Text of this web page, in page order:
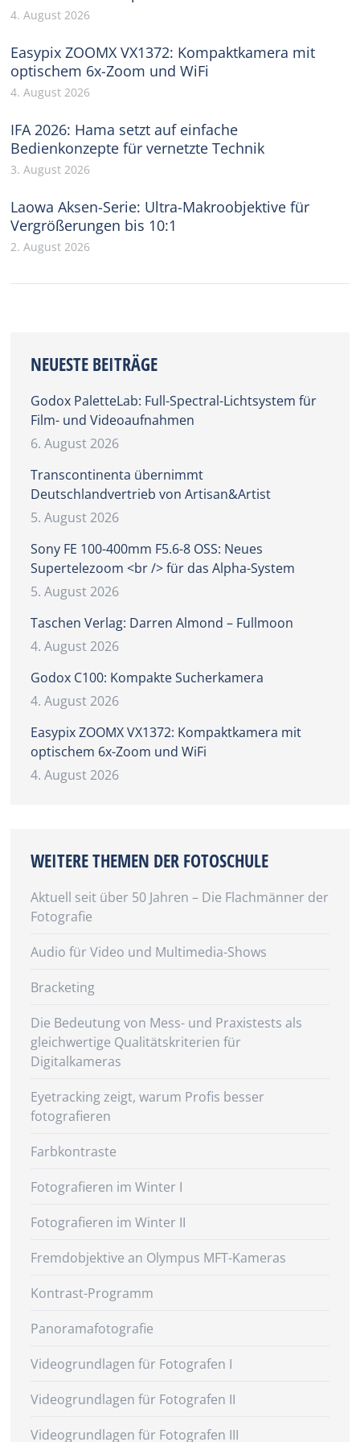
4. August 2026
Easypix ZOOMX VX1372: Kompaktkamera mit
optischem 6x-Zoom und WiFi
4. August 2026
IFA 2026: Hama setzt auf einfache
Bedienkonzepte für vernetzte Technik
3. August 2026
Laowa Aksen-Serie: Ultra-Makroobjektive für
Vergrößerungen bis 10:1
2. August 2026
NEUESTE BEITRÄGE
Godox PaletteLab: Full-Spectral-Lichtsystem für
Film- und Videoaufnahmen
6. August 2026
Transcontinenta übernimmt
Deutschlandvertrieb von Artisan&Artist
5. August 2026
Sony FE 100-400mm F5.6-8 OSS: Neues
Supertelezoom <br /> für das Alpha-System
5. August 2026
Taschen Verlag: Darren Almond – Fullmoon
4. August 2026
Godox C100: Kompakte Sucherkamera
4. August 2026
Easypix ZOOMX VX1372: Kompaktkamera mit
optischem 6x-Zoom und WiFi
4. August 2026
WEITERE THEMEN DER FOTOSCHULE
Aktuell seit über 50 Jahren – Die Flachmänner der
Fotografie
Audio für Video und Multimedia-Shows
Bracketing
Die Bedeutung von Mess- und Praxistests als
gleichwertige Qualitätskriterien für
Digitalkameras
Eyetracking zeigt, warum Profis besser
fotografieren
Farbkontraste
Fotografieren im Winter I
Fotografieren im Winter II
Fremdobjektive an Olympus MFT-Kameras
Kontrast-Programm
Panoramafotografie
Videogrundlagen für Fotografen I
Videogrundlagen für Fotografen II
Videogrundlagen für Fotografen III